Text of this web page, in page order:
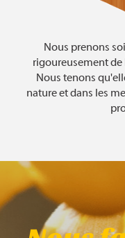
Nous prenons
rigoureusement
Nous tenons
nature et dans les